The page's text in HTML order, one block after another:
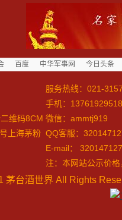
百度 中华军事网 今日头条
上海茅粉
服务热线： 021-
手机：13761929518
微信：ammtj919
QQ客服：
E-mail：
注：本网站公示价
茅台酒世界 All Rights